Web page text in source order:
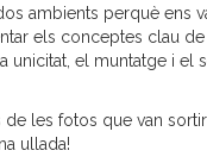
ambients perquè ens
els conceptes clau
unicitat, el muntatge i el
de les fotos que van
ullada!